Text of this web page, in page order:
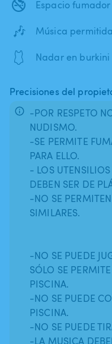
🚭 Espacio fumador
🎶 Música permitida
🩱 Nadar en
Precisiones del
-POR RESPETO
NUDISMO.
-SE PERMITE
PARA ELLO.
- LOS
DEBEN SER DE
-NO SE
SIMILARES.
-NO SE PUEDE
SÓLO SE
PISCINA.
-NO SE PUEDE
PISCINA.
-NO SE PUEDE
-LA MUSICA